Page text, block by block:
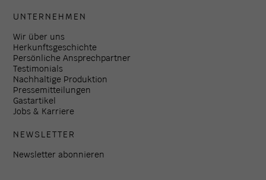
UNTERNEHMEN
Wir über uns
Herkunftsgeschichte
Persönliche Ansprechpartner
Testimonials
Nachhaltige Produktion
Pressemitteilungen
Gastartikel
Jobs & Karriere
NEWSLETTER
Newsletter abonnieren